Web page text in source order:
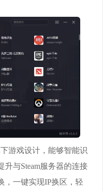
游戏设计，能够智能识
与Steam服务器的连接
，一键实现IP换区，轻